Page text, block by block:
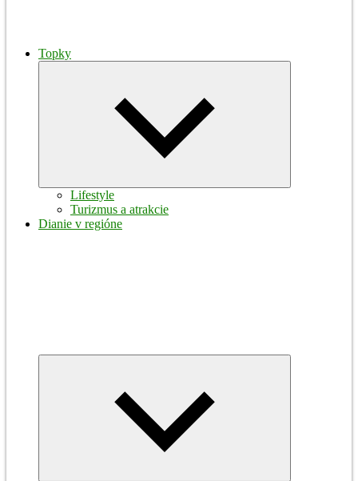
Topky
Lifestyle
Turizmus a atrakcie
Dianie v regióne